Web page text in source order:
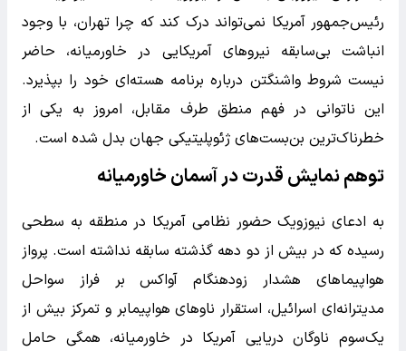
رئیس‌جمهور آمریکا نمی‌تواند درک کند که چرا تهران، با وجود
انباشت بی‌سابقه نیروهای آمریکایی در خاورمیانه، حاضر
نیست شروط واشنگتن درباره برنامه هسته‌ای خود را بپذیرد.
این ناتوانی در فهم منطق طرف مقابل، امروز به یکی از
خطرناک‌ترین بن‌بست‌های ژئوپلیتیکی جهان بدل شده است.
توهم نمایش قدرت در آسمان خاورمیانه
به ادعای نیوزویک حضور نظامی آمریکا در منطقه به سطحی
رسیده که در بیش از دو دهه گذشته سابقه نداشته است. پرواز
هواپیماهای هشدار زودهنگام آواکس بر فراز سواحل
مدیترانه‌ای اسرائیل، استقرار ناوهای هواپیمابر و تمرکز بیش از
یک‌سوم ناوگان دریایی آمریکا در خاورمیانه، همگی حامل